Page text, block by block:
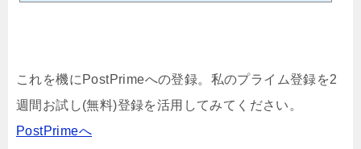
これを機にPostPrimeへの登録。私のプライム登録を2
週間お試し(無料)登録を活用してみてください。
PostPrimeへ